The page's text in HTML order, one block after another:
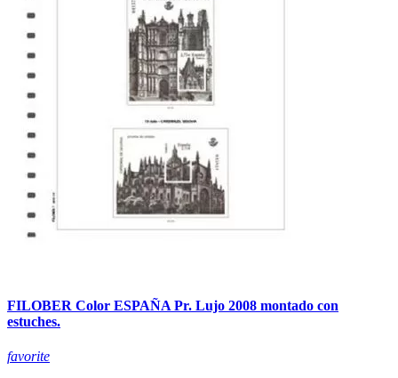
FILOBER Color ESPAÑA Pr. Lujo 2008 montado con
estuches.
favorite